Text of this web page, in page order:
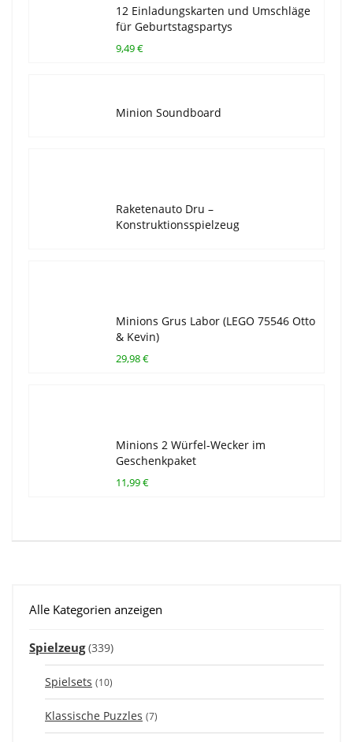
12 Einladungskarten und Umschläge
für Geburtstagspartys
9,49 €
Minion Soundboard
Raketenauto Dru –
Konstruktionsspielzeug
Minions Grus Labor (LEGO 75546 Otto
& Kevin)
29,98 €
Minions 2 Würfel-Wecker im
Geschenkpaket
11,99 €
Alle Kategorien anzeigen
Spielzeug (339)
Spielsets (10)
Klassische Puzzles (7)